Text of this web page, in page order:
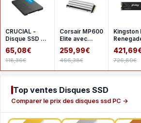
CRUCIAL -
Disque SSD -
500go - 25
pouces
65,08€
118,36€
Corsair MP600
Elite avec
To pour PS5
259,99€
466,38€
Kingston
726,80€
Top ventes Disques SSD
Comparer le prix des disques ssd PC →